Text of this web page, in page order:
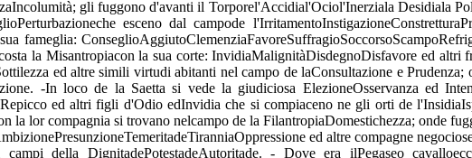
gli fuggono d'avanti il Torporel'Accidial'Ociol'Inerziala Desidiala
esceno dal campode
fameglia:
la Misantropiacon la sua corte: InvidiaMalignitàDisdegnoDisfavore ed altri
ed altre simili virtudi abitanti nel campo de laConsultazione e Prudenza;
-In loco de la Saetta si vede la giudiciosa ElezioneOsservanza ed
ed altri figli d'Odio edInvidia che si compiaceno ne gli orti de
lor compagnia si trovano nelcampo de la FilantropiaDomestichezza; onde
ed altre compagne
campi della DignitadePotestadeAutoritade. - Dove era ilPegaseo